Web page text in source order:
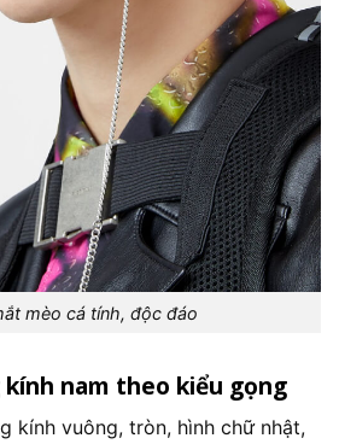
mèo cá tính, độc đáo
nam theo kiểu gọng
kính vuông, tròn, hình chữ nhật,